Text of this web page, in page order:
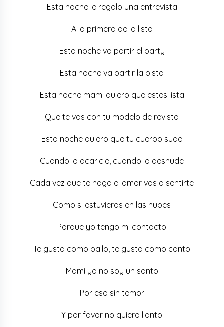
Esta noche le regalo una entrevista
A la primera de la lista
Esta noche va partir el party
Esta noche va partir la pista
Esta noche mami quiero que estes lista
Que te vas con tu modelo de revista
Esta noche quiero que tu cuerpo sude
Cuando lo acaricie, cuando lo desnude
Cada vez que te haga el amor vas a sentirte
Como si estuvieras en las nubes
Porque yo tengo mi contacto
Te gusta como bailo, te gusta como canto
Mami yo no soy un santo
Por eso sin temor
Y por favor no quiero llanto